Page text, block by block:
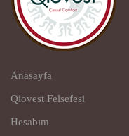
Anasayfa
Qiovest Felsefesi
Hesabım